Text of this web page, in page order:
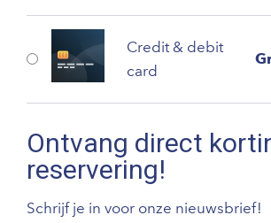
Credit & debit
card
Ontvang direct
reservering!
Schrijf je in voor onze nieuwsbrief!